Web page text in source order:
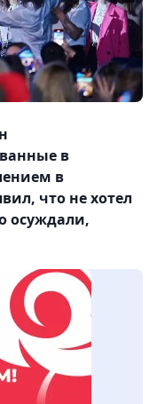
в
в
что не хотел
осуждали,